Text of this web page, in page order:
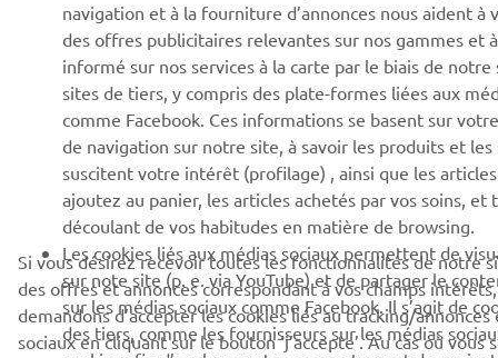
navigation et à la fourniture d’annonces nous aident à
des offres publicitaires relevantes sur nos gammes et
informé sur nos services à la carte par le biais de notre
sites de tiers, y compris des plate-formes liées aux
comme Facebook. Ces informations se basent sur
de navigation sur notre site, à savoir les produits et les
suscitent votre intérêt (profilage) , ainsi que les
ajoutez au panier, les articles achetés par vos soins,
découlant de vos habitudes en matière de browsing.
Les cookies liés aux médias sociaux permettent de
sur note site (p. e. via YouTube) et de partager le
sur les médias sociaux comme Facebook. Il s’agit de
des tiers, comme les fournisseurs sur les médias
Si vous désirez recevoir toutes les fonctionnalités de notre
des offres et annonces correspondant à vos champs
demandons d’accepter les cookies liés au tracking/annonces
sociaux en cliquant sur le bouton ‘j’accepte’. Au cas où vous